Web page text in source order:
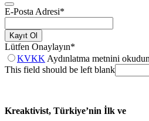
E-Posta Adresi*
Kayıt Ol
Lütfen Onaylayın*
KVKK Aydınlatma metnini
This field should be left blank
Kreaktivist, Türkiye’nin İlk ve